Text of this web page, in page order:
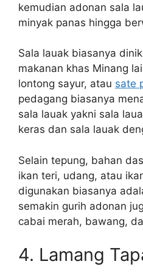
kemudian adonan sala
minyak panas hingga
Sala lauak biasanya
makanan khas Minang
lontong sayur, atau sate
pedagang biasanya
sala lauak yakni sala
keras dan sala lauak
Selain tepung, bahan
ikan teri, udang, atau
digunakan biasanya
semakin gurih adonan
cabai merah, bawang,
4. Lamang